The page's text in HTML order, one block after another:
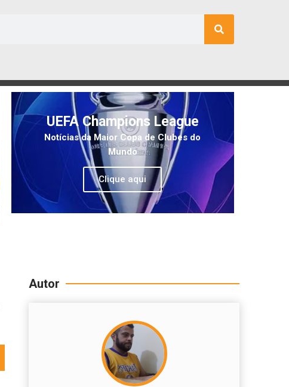
UEFA Champions League
Notícias da Maior Copa de Clubes do
Mundo
Clique aqui
Autor